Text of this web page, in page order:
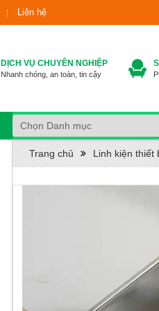
Liên hệ
DỊCH VỤ CHUYÊN NGHIỆP
Nhanh chóng, an toàn, tin cậy
Trang chủ Linh kiện thiết